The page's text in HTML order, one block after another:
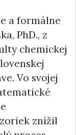
a formálne
PhD., z
chemickej
Vo svojej
znížil